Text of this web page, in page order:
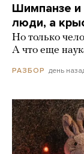
Шимпанзе и
люди, а
Но только
А что еще
РАЗБОР день